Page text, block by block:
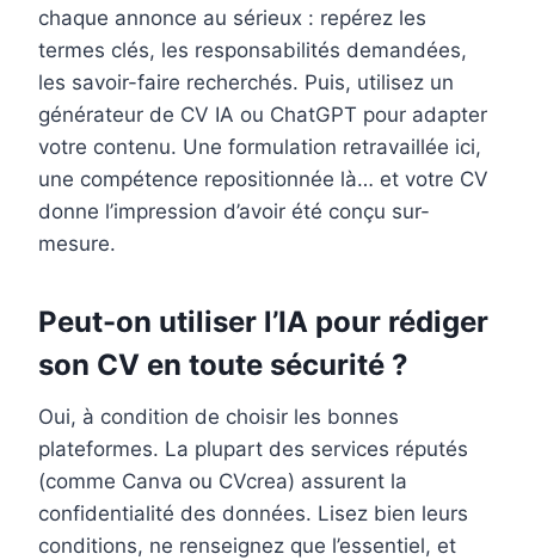
chaque annonce au sérieux : repérez les
termes clés, les responsabilités demandées,
les savoir-faire recherchés. Puis, utilisez un
générateur de CV IA ou ChatGPT pour adapter
votre contenu. Une formulation retravaillée ici,
une compétence repositionnée là… et votre CV
donne l’impression d’avoir été conçu sur-
mesure.
Peut-on utiliser l’IA pour rédiger
son CV en toute sécurité ?
Oui, à condition de choisir les bonnes
plateformes. La plupart des services réputés
(comme Canva ou CVcrea) assurent la
confidentialité des données. Lisez bien leurs
conditions, ne renseignez que l’essentiel, et